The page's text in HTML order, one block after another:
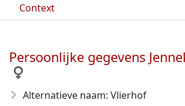
Context
Persoonlijke gegevens
Alternatieve naam: Vlierhof